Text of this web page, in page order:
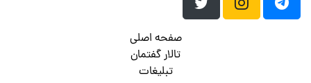
صفحه اصلی
تالار گفتمان
تبلیغات